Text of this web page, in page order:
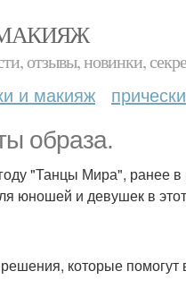
отзывы, новинки,
и макияж
образа.
"Танцы Мира", ранее
юношей и девушек в
которые помогут